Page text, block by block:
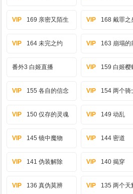
VIP 169 亲密又陌生 VIP 168 戴罪之
VIP 164 未完之约 VIP 163 崩塌的
番外3 白姬直播 VIP 159 白姬樱
VIP 155 各自的信念 VIP 154 两个骑
VIP 150 仅存的灵魂 VIP 149 动乱
VIP 145 镜中魔物 VIP 144 密道
VIP 141 伪装解除 VIP 140 揭穿
VIP 136 真伪莫辨 VIP 135 两个天